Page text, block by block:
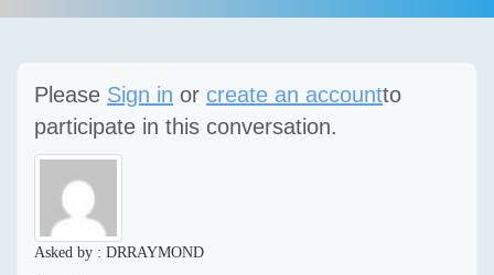
Please Sign in or create an accountto
participate in this conversation.
Asked by : DRRAYMOND